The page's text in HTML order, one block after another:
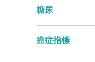
糖尿
癌症指標